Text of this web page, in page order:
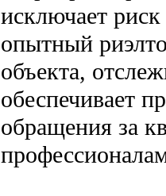
исключает
опытный
объекта,
обеспечивает
обращения за